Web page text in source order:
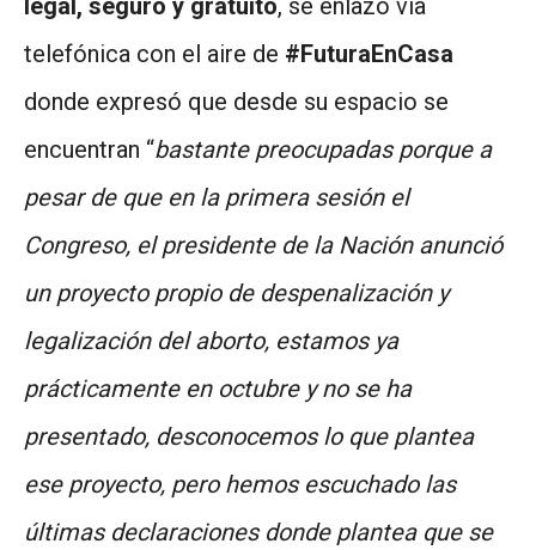
legal, seguro y gratuito, se enlazó vía
telefónica con el aire de #FuturaEnCasa
donde expresó que desde su espacio se
encuentran “bastante preocupadas porque a
pesar de que en la primera sesión el
Congreso, el presidente de la Nación anunció
un proyecto propio de despenalización y
legalización del aborto, estamos ya
prácticamente en octubre y no se ha
presentado, desconocemos lo que plantea
ese proyecto, pero hemos escuchado las
últimas declaraciones donde plantea que se